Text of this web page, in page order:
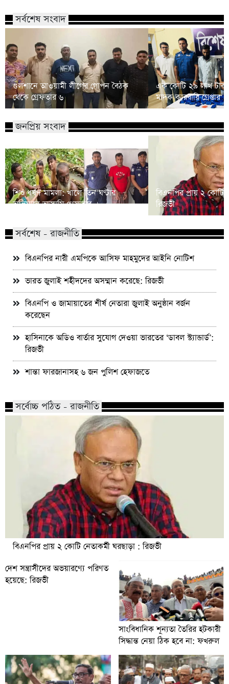
সর্বশেষ সংবাদ
গুলশানে আওয়ামী লীগের গোপন বৈঠক
থেকে গ্রেফতার ৬
এক কোটি ২৯ লাখ
মাদক কারবারি গ্রেপ্তার
জনপ্রিয় সংবাদ
শিশু ধর্ষণ মামলা: খালে তিন ঘণ্টার
অভিযানে আসামি গ্রেফতার
বিএনপির প্রায় ২ কোটি
রিজভী
সর্বশেষ - রাজনীতি
বিএনপির নারী এমপিকে আসিফ মাহমুদের আইনি নোটিশ
ভারত জুলাই শহীদদের অসম্মান করেছে: রিজভী
বিএনপি ও জামায়াতের শীর্ষ নেতারা জুলাই অনুষ্ঠান বর্জন
করেছেন
হাসিনাকে অডিও বার্তার সুযোগ দেওয়া ভারতের ‘ডাবল স্ট্যান্ডার্ড’:
রিজভী
শান্তা ফারজানাসহ ৬ জন পুলিশ হেফাজতে
সর্বোচ্চ পঠিত - রাজনীতি
বিএনপির প্রায় ২ কোটি নেতাকর্মী ঘরছাড়া : রিজভী
দেশ সন্ত্রাসীদের অভয়ারণ্যে পরিণত
হয়েছে: রিজভী
সাংবিধানিক শূন্যতা তৈরির হটকারী
সিদ্ধান্ত নেয়া ঠিক হবে না: ফখরুল